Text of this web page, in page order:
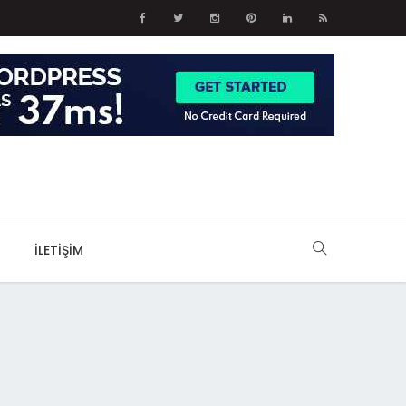
İLETIŞIM